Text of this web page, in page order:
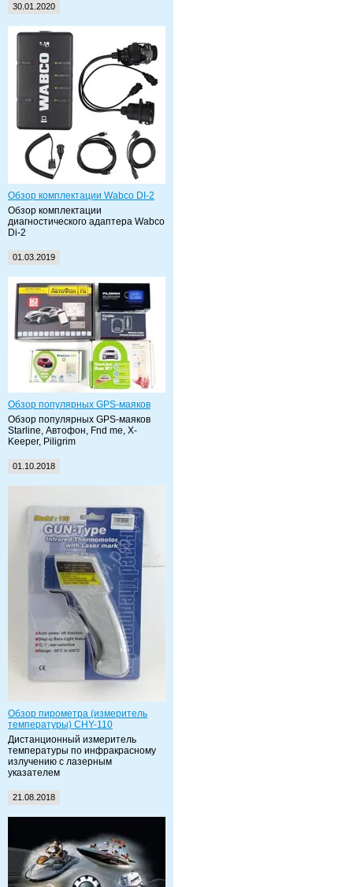
30.01.2020
Обзор комплектации Wabco DI-2
Обзор комплектации
диагностического адаптера Wabco
Di-2
01.03.2019
Обзор популярных GPS-маяков
Обзор популярных GPS-маяков
Starline, Автофон, Fnd me, X-
Keeper, Piligrim
01.10.2018
Обзор пирометра (измеритель
температуры) CHY-110
Дистанционный измеритель
температуры по инфракрасному
излучению с лазерным
указателем
21.08.2018